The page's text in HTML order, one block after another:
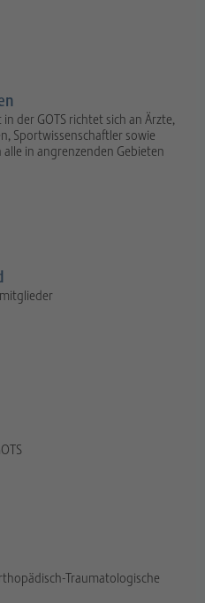
der GOTS richtet sich an Ärzte,
Sportwissenschaftler sowie
in angrenzenden Gebieten
Traumatologische